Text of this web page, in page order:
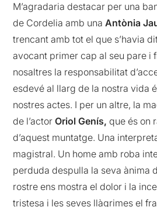
M’agradaria destacar per una
de Cordelia amb unaAntònia
trencant amb tot el que s’havia
avocant primer cap al seu pare i
nosaltres la responsabilitat
esdevé al llarg de la nostra vida
nostres actes. I per un altre, la
de l’actorOriol Genís,que és on
d’aquest muntatge. Una
magistral. Un home amb roba
perduda despulla la seva ànima
rostre ens mostra el dolor i la
tristesa i les seves llàgrimes el